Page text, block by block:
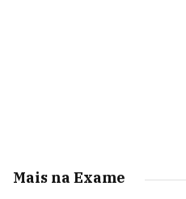
Mais na Exame